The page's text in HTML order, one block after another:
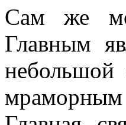
Сам же
Главным